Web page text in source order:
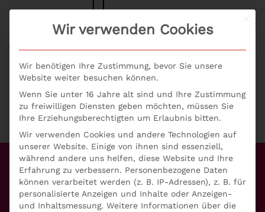
Skip to main content
Unser Angebot
Aufsichtsrat
Mit
Wir verwenden Cookies
Wir benötigen Ihre Zustimmung, bevor Sie unsere
Website weiter besuchen können.
Wenn Sie unter 16 Jahre alt sind und Ihre Zustimmung
zu freiwilligen Diensten geben möchten, müssen Sie
Ihre Erziehungsberechtigten um Erlaubnis bitten.
Wir verwenden Cookies und andere Technologien auf
unserer Website. Einige von ihnen sind essenziell,
während andere uns helfen, diese Website und Ihre
Erfahrung zu verbessern. Personenbezogene Daten
können verarbeitet werden (z. B. IP-Adressen), z. B. für
personalisierte Anzeigen und Inhalte oder Anzeigen-
und Inhaltsmessung. Weitere Informationen über die